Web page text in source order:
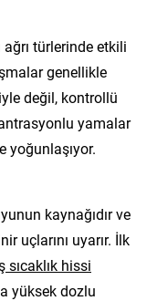
türlerinde etkili
genellikle
değil, kontrollü
yamalar
yoğunlaşıyor.
kaynağıdır ve
uçlarını uyarır. İlk
sıcaklık hissi
yüksek dozlu